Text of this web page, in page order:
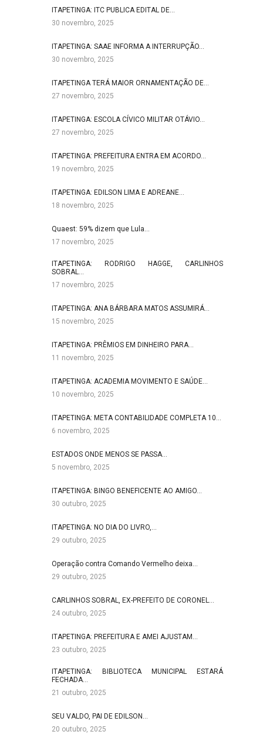
ITAPETINGA: ITC PUBLICA EDITAL DE…
30 novembro, 2025
ITAPETINGA: SAAE INFORMA A INTERRUPÇÃO…
30 novembro, 2025
ITAPETINGA TERÁ MAIOR ORNAMENTAÇÃO DE…
27 novembro, 2025
ITAPETINGA: ESCOLA CÍVICO MILITAR OTÁVIO…
27 novembro, 2025
ITAPETINGA: PREFEITURA ENTRA EM ACORDO…
19 novembro, 2025
ITAPETINGA: EDILSON LIMA E ADREANE…
18 novembro, 2025
Quaest: 59% dizem que Lula…
17 novembro, 2025
ITAPETINGA: RODRIGO HAGGE, CARLINHOS
SOBRAL…
17 novembro, 2025
ITAPETINGA: ANA BÁRBARA MATOS ASSUMIRÁ…
15 novembro, 2025
ITAPETINGA: PRÊMIOS EM DINHEIRO PARA…
11 novembro, 2025
ITAPETINGA: ACADEMIA MOVIMENTO E SAÚDE…
10 novembro, 2025
ITAPETINGA: META CONTABILIDADE COMPLETA 10…
6 novembro, 2025
ESTADOS ONDE MENOS SE PASSA…
5 novembro, 2025
ITAPETINGA: BINGO BENEFICENTE AO AMIGO…
30 outubro, 2025
ITAPETINGA: NO DIA DO LIVRO,…
29 outubro, 2025
Operação contra Comando Vermelho deixa…
29 outubro, 2025
CARLINHOS SOBRAL, EX-PREFEITO DE CORONEL…
24 outubro, 2025
ITAPETINGA: PREFEITURA E AMEI AJUSTAM…
23 outubro, 2025
ITAPETINGA: BIBLIOTECA MUNICIPAL ESTARÁ
FECHADA…
21 outubro, 2025
SEU VALDO, PAI DE EDILSON…
20 outubro, 2025